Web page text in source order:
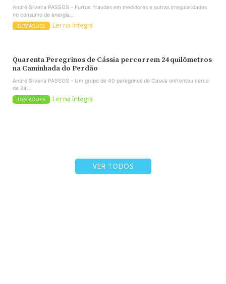
André Silveira PASSOS - Furtos, fraudes em medidores e outras irregularidades
no consumo de energia...
DESTAQUES Ler na íntegra
Quarenta Peregrinos de Cássia percorrem 24 quilômetros
na Caminhada do Perdão
André Silveira PASSOS - Um grupo de 40 peregrinos de Cássia enfrentou cerca
de 24...
DESTAQUES Ler na íntegra
VER TODOS